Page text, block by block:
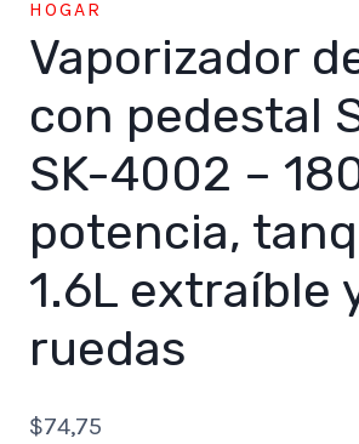
HOGAR
Vaporizador
con pedestal
SK-4002 –
potencia,
1.6L extraíble
ruedas
$74,75